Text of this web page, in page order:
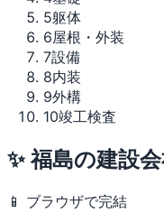
5躯体
6屋根・外装
7設備
8内装
9外構
10竣工検査
✨ 福島の建設
📱 ブラウザで完結